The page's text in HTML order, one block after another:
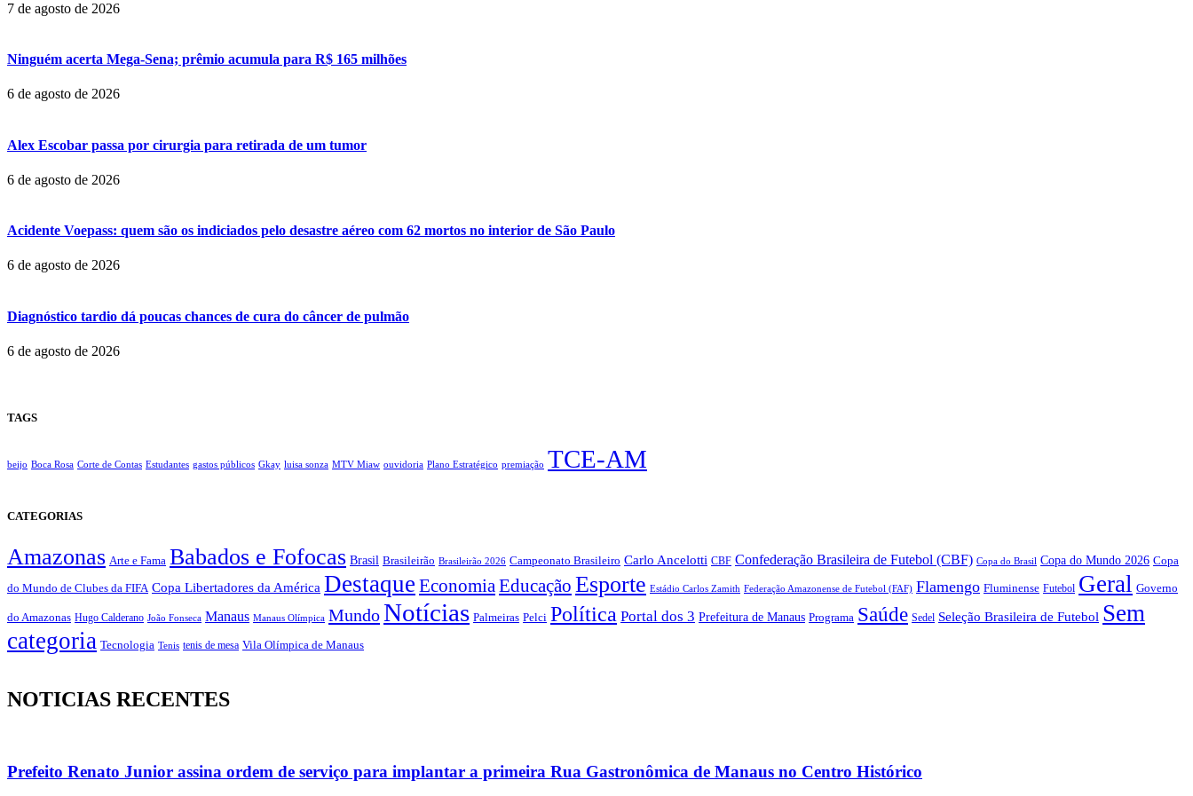
7 de agosto de 2026
Ninguém acerta Mega-Sena; prêmio acumula para R$ 165 milhões
6 de agosto de 2026
Alex Escobar passa por cirurgia para retirada de um tumor
6 de agosto de 2026
Acidente Voepass: quem são os indiciados pelo desastre aéreo com 62 mortos no interior de São Paulo
6 de agosto de 2026
Diagnóstico tardio dá poucas chances de cura do câncer de pulmão
6 de agosto de 2026
TAGS
beijo Boca Rosa Corte de Contas Estudantes gastos públicos Gkay luisa sonza MTV Miaw ouvidoria Plano Estratégico premiação TCE-AM
CATEGORIAS
Amazonas Arte e Fama Babados e Fofocas Brasil Brasileirão Brasileirão 2026 Campeonato Brasileiro Carlo Ancelotti CBF Confederação Brasileira de Futebol (CBF) Copa do Brasil Copa do Mundo 2026 Copa
do Mundo de Clubes da FIFA Copa Libertadores da América Destaque Economia Educação Esporte Estádio Carlos Zamith Federação Amazonense de Futebol (FAF) Flamengo Fluminense Futebol Geral Governo
do Amazonas Hugo Calderano João Fonseca Manaus Manaus Olímpica MundoNotícias Palmeiras Pelci Política Portal dos 3 Prefeitura de Manaus Programa Saúde Sedel Seleção Brasileira de Futebol Sem
categoria Tecnologia Tenis tenis de mesa Vila Olímpica de Manaus
NOTICIAS RECENTES
Prefeito Renato Junior assina ordem de serviço para implantar a primeira Rua Gastronômica de Manaus no Centro Histórico